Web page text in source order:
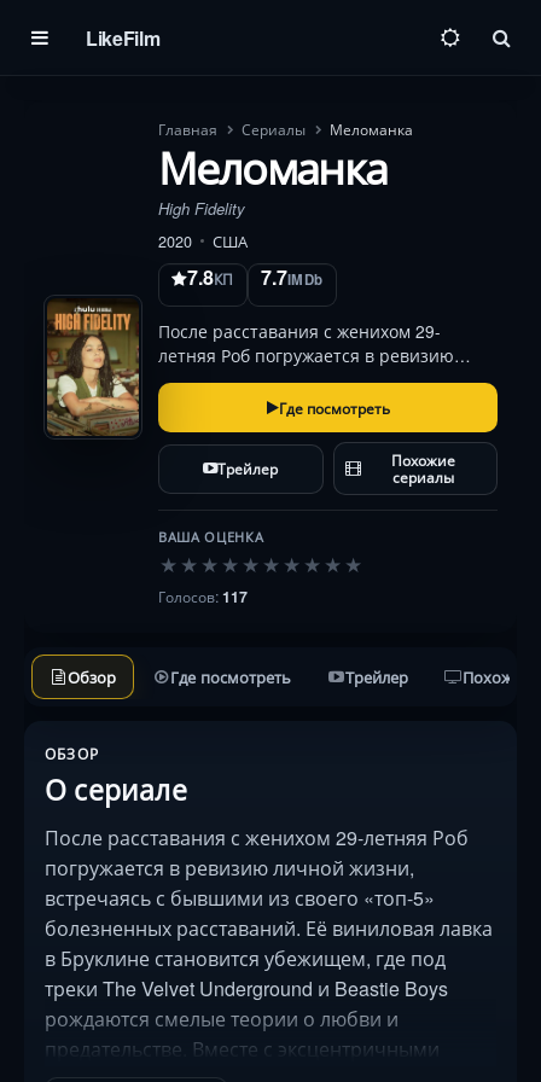
LikeFilm
Главная Сериалы Меломанка
Меломанка
High Fidelity
2020
США
7.8КП 7.7IMDb
После расставания с женихом 29-
летняя Роб погружается в ревизию
личной жизни, встречаясь с бывшими
из своего «топ-5» болезненных
расставаний. Её виниловая лавка в
Бруклине становится убежищем, где
под треки The Velvet Un…
Где посмотреть
Трейлер Похожие
сериалы
ВАША ОЦЕНКА
★ ★ ★ ★ ★ ★ ★ ★ ★ ★
Голосов:117
Обзор Где посмотреть Трейлер Похожие
ОБЗОР
О сериале
После расставания с женихом 29-летняя Роб
погружается в ревизию личной жизни,
встречаясь с бывшими из своего «топ-5»
болезненных расставаний. Её виниловая лавка
в Бруклине становится убежищем, где под
треки The Velvet Underground и Beastie Boys
рождаются смелые теории о любви и
предательстве. Вместе с эксцентричными